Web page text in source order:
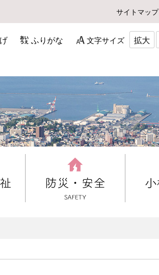
サイトマップ
ふりがな 文字サイズ 拡大